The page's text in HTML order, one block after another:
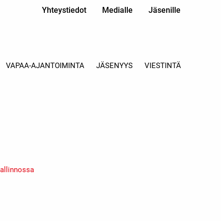
Yhteystiedot Medialle Jäsenille
VAPAA-AJANTOIMINTA JÄSENYYS VIESTINTÄ